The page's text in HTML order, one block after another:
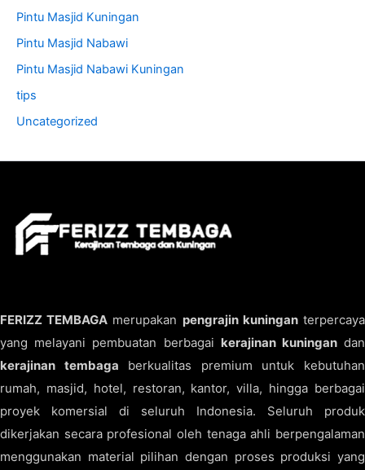
Pintu Masjid Kuningan
Pintu Masjid Nabawi
Pintu Masjid Nabawi Kuningan
tips
Uncategorized
FERIZZ TEMBAGA merupakan pengrajin kuninganterpercaya
yang melayani pembuatan berbagai kerajinan kuningandan
kerajinan tembaga berkualitas premium untuk kebutuhan
rumah, masjid, hotel, restoran, kantor, villa, hingga berbagai
proyek komersial di seluruh Indonesia. Seluruh produk
dikerjakan secara profesional oleh tenaga ahli berpengalaman
menggunakan material pilihan dengan proses produksi yang